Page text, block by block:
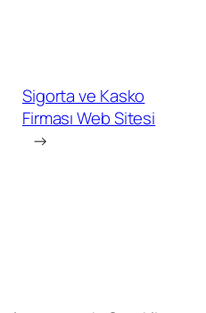
Sigorta ve Kasko
Firması Web Sitesi
→